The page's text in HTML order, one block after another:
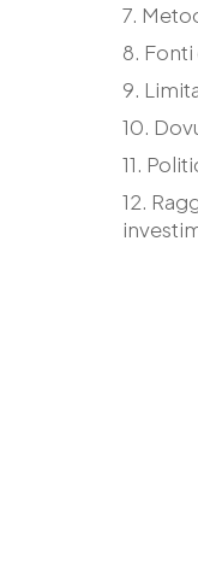
7.
8.
9.
10.
11.
12.